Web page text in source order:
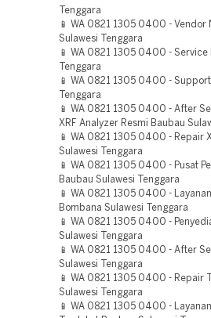
Tenggara
📱 WA 0821 1305 0400 -
Sulawesi Tenggara
📱 WA 0821 1305 0400 - Service
Tenggara
📱 WA 0821 1305 0400 -
Tenggara
📱 WA 0821 1305 0400 - After
XRF Analyzer Resmi Baubau
📱 WA 0821 1305 0400 - Repair
Sulawesi Tenggara
📱 WA 0821 1305 0400 - Pusat
Baubau Sulawesi Tenggara
📱 WA 0821 1305 0400 -
Bombana Sulawesi Tenggara
📱 WA 0821 1305 0400 -
Sulawesi Tenggara
📱 WA 0821 1305 0400 - After
Sulawesi Tenggara
📱 WA 0821 1305 0400 - Repair
Sulawesi Tenggara
📱 WA 0821 1305 0400 -